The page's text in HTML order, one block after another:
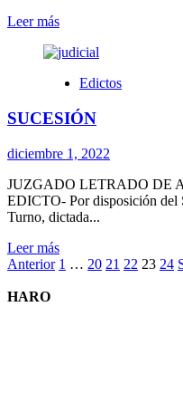
Leer másLeer
sobre
figura
trayectoria
la
Maestra
Rosa
Edictos
SUCESIÓN
diciembre 1, 2022
JUZGADO LETRADO DE
EDICTO- Por disposición del
Turno, dictada...
Leer másLeer
más
Paginación
de
Anterior 1 … 20 21 22 23 24
HARO